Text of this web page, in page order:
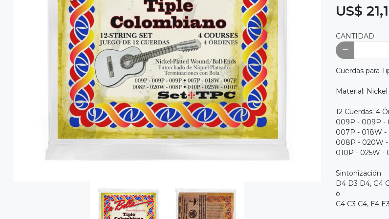
US$
CANTIDAD
Cuerdas para
Material:
12 Cuerdas: 4
009P - 009P -
007P - 018W -
008P - 020W
010P - 025W -
Sintonización:
D4 D3 D4, G4
ó
C4 C3 C4, E4